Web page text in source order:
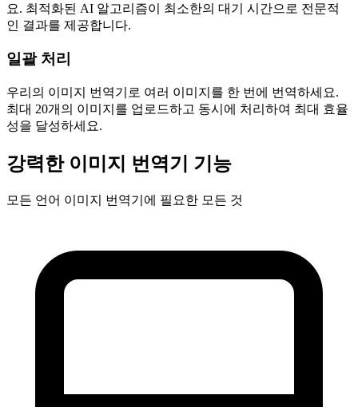
요. 최적화된 AI 알고리즘이 최소한의 대기 시간으로 전문적
인 결과를 제공합니다.
일괄 처리
우리의 이미지 번역기로 여러 이미지를 한 번에 번역하세요.
최대 20개의 이미지를 업로드하고 동시에 처리하여 최대 효율
성을 달성하세요.
강력한 이미지 번역기 기능
모든 언어 이미지 번역기에 필요한 모든 것